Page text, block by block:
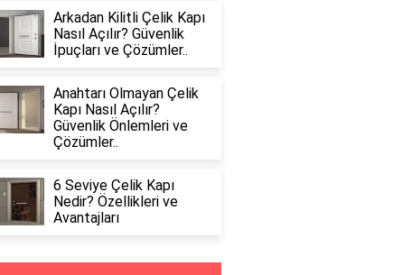
Arkadan Kilitli Çelik Kapı
Nasıl Açılır? Güvenlik
İpuçları ve Çözümler..
Anahtarı Olmayan Çelik
Kapı Nasıl Açılır?
Güvenlik Önlemleri ve
Çözümler..
6 Seviye Çelik Kapı
Nedir? Özellikleri ve
Avantajları